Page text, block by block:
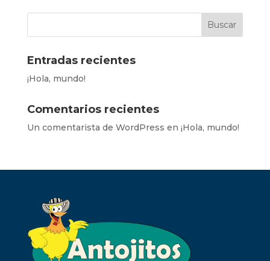
Entradas recientes
¡Hola, mundo!
Comentarios recientes
Un comentarista de WordPress en ¡Hola, mundo!